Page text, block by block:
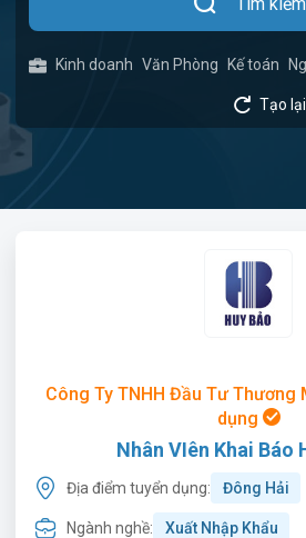
Kinh doanh Văn Phòng Kế toán
Tạo lại
Công Ty TNHH Đầu Tư Thương
dụng
Nhân VIên Khai Báo
Địa điểm tuyển dụng: Đông Hải
Ngành nghề: Xuất Nhập Khẩu